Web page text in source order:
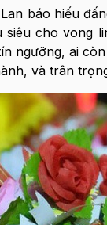
báo hiếu
cho vong
ngưỡng, ai
và trân